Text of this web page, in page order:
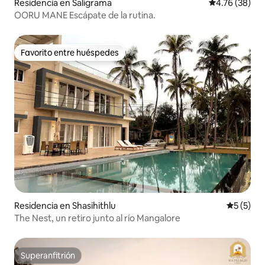
Residencia en Saligrama Calificación
4.76 (38)
OORU MANE Escápate de la rutina.
Favorito entre huéspedes
Favorito entre huéspedes
Residencia en Shasihithlu
5 (5)
The Nest, un retiro junto al río Mangalore
Superanfitrión
Superanfitrión